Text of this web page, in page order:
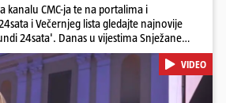
kanalu CMC-ja te na portalima i
i Večernjeg lista gledajte najnovije
24sata'. Danas u vijestima Snježane
s 37.000 tona opasnog otpada, Troje
Uhićen načelnik Svetog Ivana
Vejzovića, Krajaču režu ovlasti: Slijedi
VIDEO